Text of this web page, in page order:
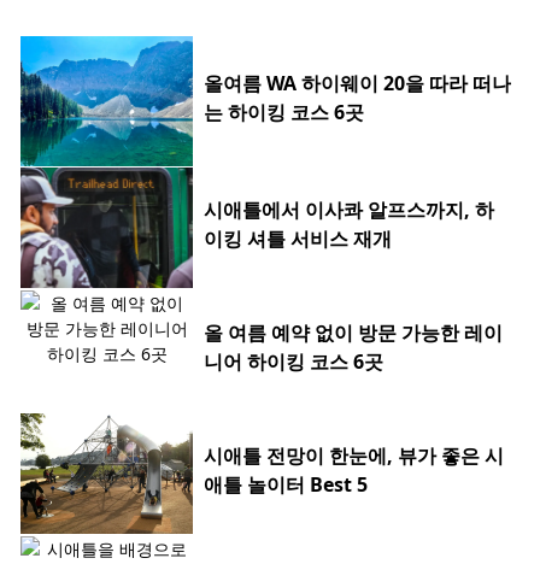
올여름 WA 하이웨이 20을 따라 떠나
는 하이킹 코스 6곳
시애틀에서 이사콰 알프스까지, 하
이킹 셔틀 서비스 재개
올 여름 예약 없이 방문 가능한 레이
니어 하이킹 코스 6곳
시애틀 전망이 한눈에, 뷰가 좋은 시
애틀 놀이터 Best 5